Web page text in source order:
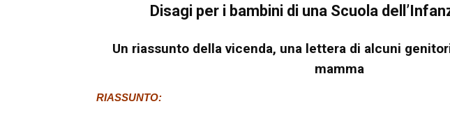
Disagi per i bambini di una Scuola
Un riassunto della vicenda, una lettera di alcuni
mamma
RIASSUNTO: